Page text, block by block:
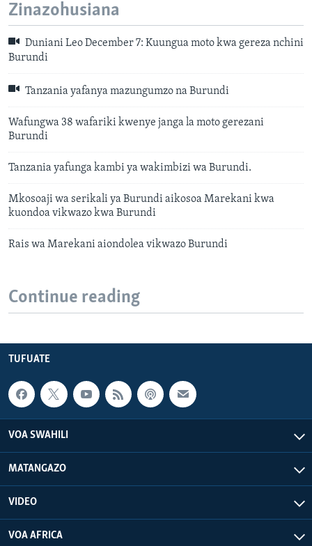
Zinazohusiana
Duniani Leo December 7: Kuungua moto kwa gereza nchini
Burundi
Tanzania yafanya mazungumzo na Burundi
Wafungwa 38 wafariki kwenye janga la moto gerezani
Burundi
Tanzania yafunga kambi ya wakimbizi wa Burundi.
Mkosoaji wa serikali ya Burundi aikosoa Marekani kwa
kuondoa vikwazo kwa Burundi
Rais wa Marekani aiondolea vikwazo Burundi
Continue reading
TUFUATE
VOA SWAHILI
MATANGAZO
VIDEO
VOA AFRICA